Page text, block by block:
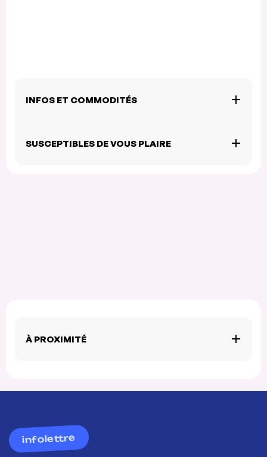
INFOS ET COMMODITÉS
SUSCEPTIBLES DE VOUS PLAIRE
À PROXIMITÉ
infolettre